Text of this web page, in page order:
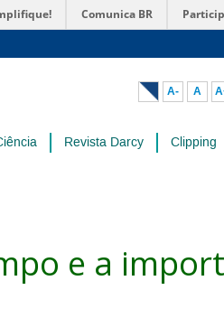
Comunica BR
A- A
Revista Darcy Clipping
e a